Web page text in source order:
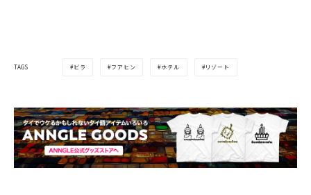
TAGS ビラ フアヒン ホテル リゾート